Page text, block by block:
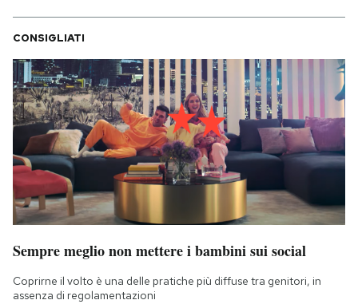
CONSIGLIATI
Sempre meglio non mettere i bambini sui social
Coprirne il volto è una delle pratiche più diffuse tra genitori, in
assenza di regolamentazioni